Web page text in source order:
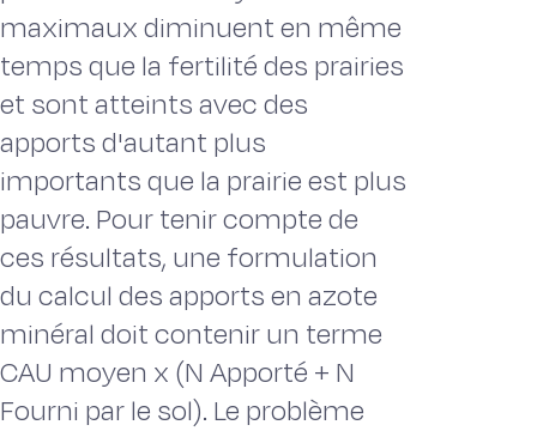
maximaux diminuent en même
temps que la fertilité des prairies
et sont atteints avec des
apports d'autant plus
importants que la prairie est plus
pauvre. Pour tenir compte de
ces résultats, une formulation
du calcul des apports en azote
minéral doit contenir un terme
CAU moyen x (N Apporté + N
Fourni par le sol). Le problème